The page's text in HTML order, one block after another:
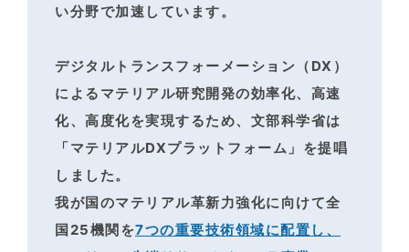
い分野で加速しています。
デジタルトランスフォーメーション（DX）
によるマテリアル研究開発の効率化、高速
化、高度化を実現するため、文部科学省は
「マテリアルDXプラットフォーム」を提唱
しました。
我が国のマテリアル革新力強化に向けて全
国25機関を7つの重要技術領域に配置し、